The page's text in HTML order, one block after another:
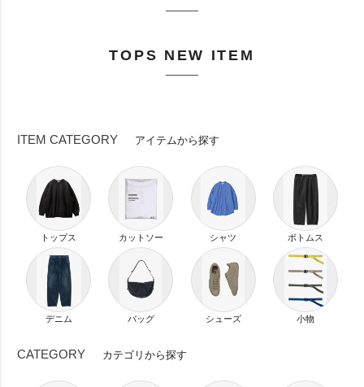
TOPS NEW ITEM
ITEM CATEGORY アイテムから探す
トップス カットソー シャツ ボトムス
デニム バッグ シューズ 小物
CATEGORY カテゴリから探す